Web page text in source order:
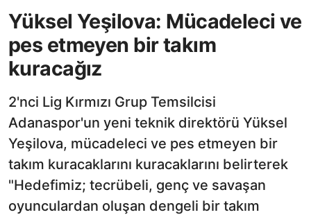
Yüksel Yeşilova: Mücadeleci ve
pes etmeyen bir takım
kuracağız
2'nci Lig Kırmızı Grup Temsilcisi
Adanaspor'un yeni teknik direktörü Yüksel
Yeşilova, mücadeleci ve pes etmeyen bir
takım kuracaklarını kuracaklarını belirterek
"Hedefimiz; tecrübeli, genç ve savaşan
oyunculardan oluşan dengeli bir takım